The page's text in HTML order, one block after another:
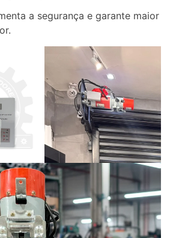
a segurança e garante maior